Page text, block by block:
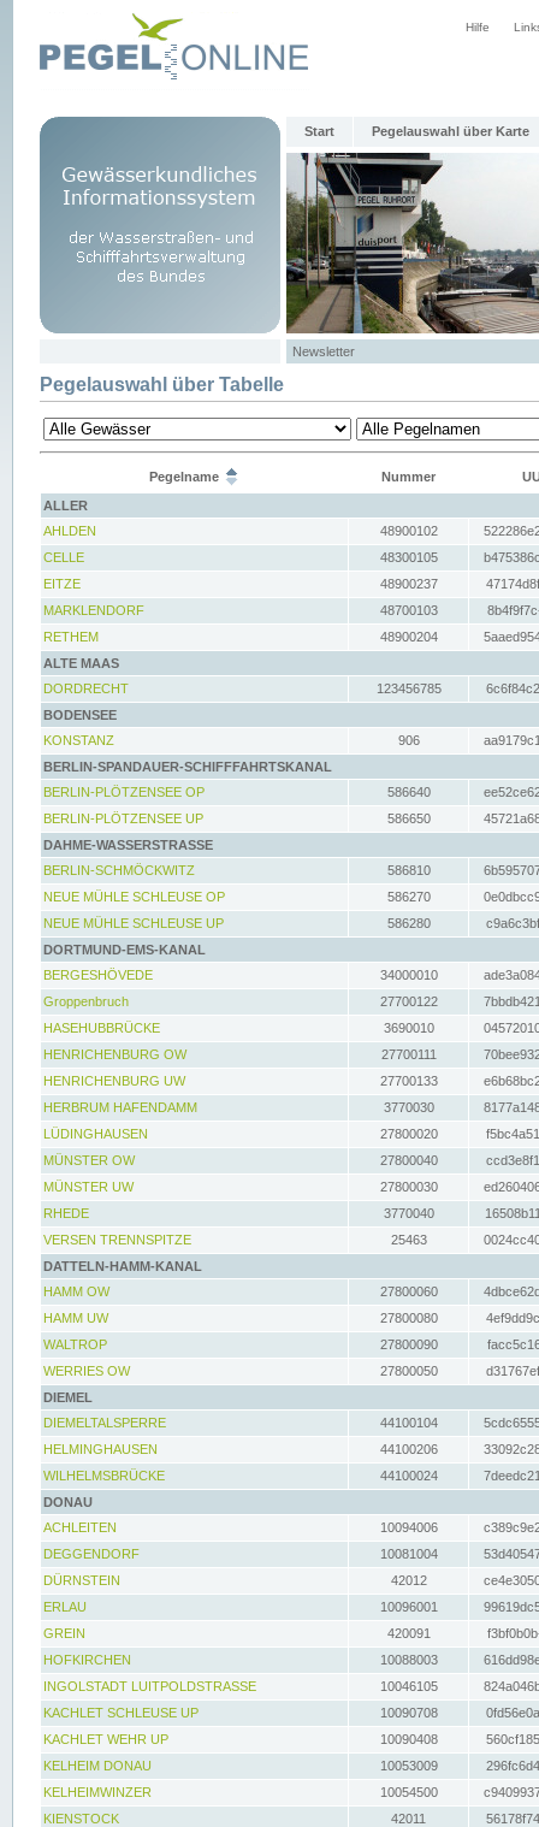
Hilfe
Start Pegelauswahl über Karte
Newsletter
Pegelauswahl über Tabelle
Pegelname Nummer
ALLER
AHLDEN
48900102
CELLE
48300105
EITZE
48900237
MARKLENDORF
48700103
RETHEM
48900204
ALTE MAAS
DORDRECHT
123456785
BODENSEE
KONSTANZ
906
BERLIN-SPANDAUER-SCHIFFFAHRTSKANAL
BERLIN-PLÖTZENSEE OP
586640
BERLIN-PLÖTZENSEE UP
586650
DAHME-WASSERSTRASSE
BERLIN-SCHMÖCKWITZ
586810
NEUE MÜHLE SCHLEUSE OP
586270
NEUE MÜHLE SCHLEUSE UP
586280
DORTMUND-EMS-KANAL
BERGESHÖVEDE
34000010
Groppenbruch
27700122
HASEHUBBRÜCKE
3690010
HENRICHENBURG OW
27700111
HENRICHENBURG UW
27700133
HERBRUM HAFENDAMM
3770030
LÜDINGHAUSEN
27800020
MÜNSTER OW
27800040
MÜNSTER UW
27800030
RHEDE
3770040
VERSEN TRENNSPITZE
25463
DATTELN-HAMM-KANAL
HAMM OW
27800060
HAMM UW
27800080
WALTROP
27800090
WERRIES OW
27800050
DIEMEL
DIEMELTALSPERRE
44100104
HELMINGHAUSEN
44100206
WILHELMSBRÜCKE
44100024
DONAU
ACHLEITEN
10094006
DEGGENDORF
10081004
DÜRNSTEIN
42012
ERLAU
10096001
GREIN
420091
HOFKIRCHEN
10088003
INGOLSTADT LUITPOLDSTRASSE
10046105
KACHLET SCHLEUSE UP
10090708
KACHLET WEHR UP
10090408
KELHEIM DONAU
10053009
KELHEIMWINZER
10054500
KIENSTOCK
42011